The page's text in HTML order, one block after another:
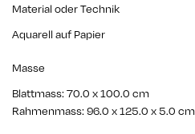
Material oder Technik
Aquarell auf Papier
Masse
Blattmass: 70.0 x 100.0 cm
Rahmenmass: 96.0 x 125.0 x 5.0 cm